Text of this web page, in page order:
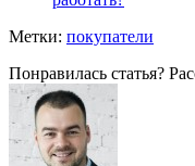
Метки: покупатели
Понравилась статья?